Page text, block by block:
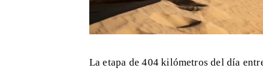
La etapa de 404 kilómetros del día